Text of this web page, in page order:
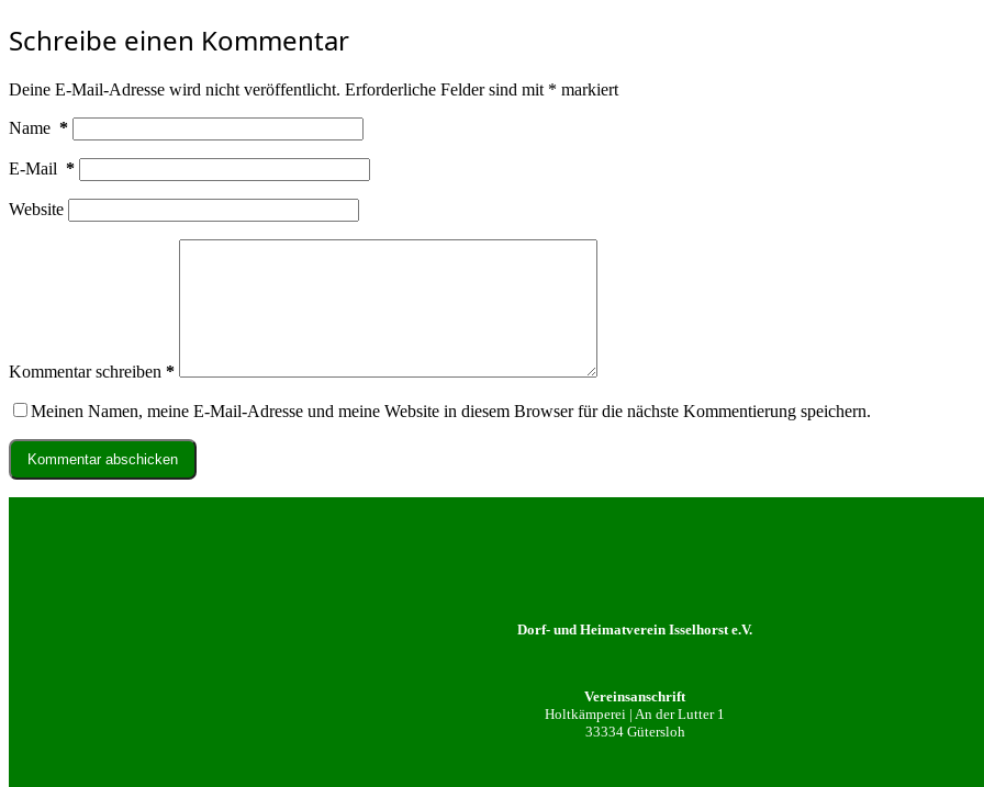
Schreibe einen Kommentar
Deine E-Mail-Adresse wird nicht veröffentlicht. Erforderliche Felder sind mit * markiert
Name *
E-Mail *
Website
Kommentar schreiben *
Meinen Namen, meine E-Mail-Adresse und meine Website in diesem Browser für die nächste Kommentierung speichern.
Kommentar abschicken
Dorf- und Heimatverein Isselhorst e.V.
Vereinsanschrift
Holtkämperei | An der Lutter 1
33334 Gütersloh